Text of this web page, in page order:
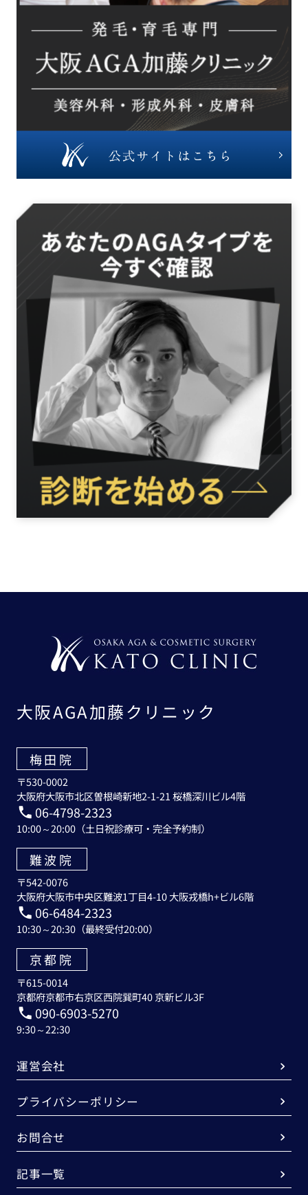
大阪AGA加藤クリニック
梅田院
〒530-0002
大阪府大阪市北区曽根崎新地2-1-21 桜橋深川ビル4階
06-4798-2323
10:00～20:00（土日祝診療可・完全予約制）
難波院
〒542-0076
大阪府大阪市中央区難波1丁目4-10 大阪戎橋h+ビル6階
06-6484-2323
10:30～20:30（最終受付20:00）
京都院
〒615-0014
京都府京都市右京区西院巽町40 京新ビル3F
090-6903-5270
9:30～22:30
運営会社
プライバシーポリシー
お問合せ
記事一覧